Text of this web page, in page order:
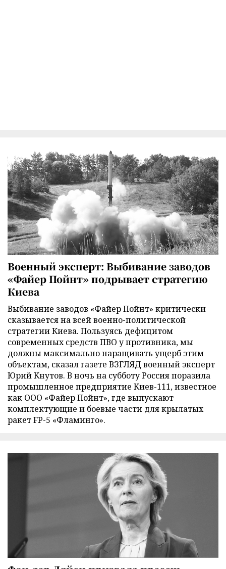
Военный эксперт: Выбивание заводов
«Файер Пойнт» подрывает стратегию
Киева
Выбивание заводов «Файер Пойнт» критически
сказывается на всей военно-политической
стратегии Киева. Пользуясь дефицитом
современных средств ПВО у противника, мы
должны максимально наращивать ущерб этим
объектам, сказал газете ВЗГЛЯД военный эксперт
Юрий Кнутов. В ночь на субботу Россия поразила
промышленное предприятие Киев-111, известное
как ООО «Файер Пойнт», где выпускают
комплектующие и боевые части для крылатых
ракет FP-5 «Фламинго».